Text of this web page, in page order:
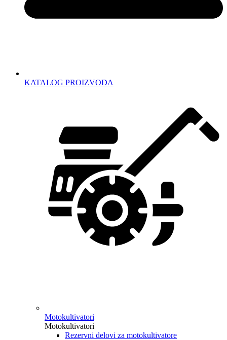
KATALOG PROIZVODA
Motokultivatori
Motokultivatori
Rezervni delovi za motokultivatore